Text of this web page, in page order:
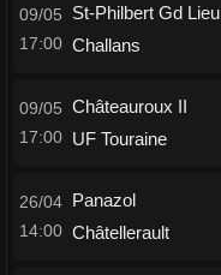
09/05
17:00
St-Philbert Gd Lieu
Challans
09/05
17:00
Châteauroux II
UF Touraine
26/04
14:00
Panazol
Châtellerault